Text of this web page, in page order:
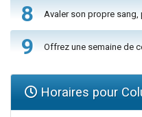
8 Avaler son propre sang,
9 Offrez une semaine de
Horaires pour